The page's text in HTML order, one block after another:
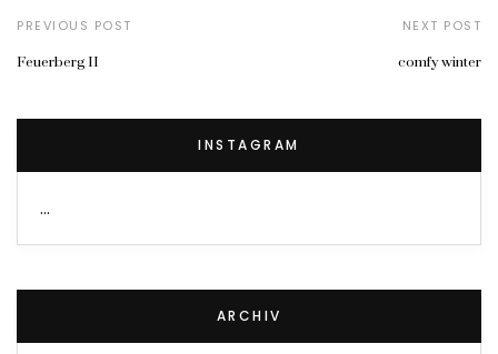
PREVIOUS POST
Feuerberg II
NEXT POST
comfy winter
INSTAGRAM
…
ARCHIV